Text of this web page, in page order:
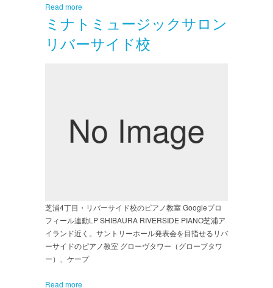
Read more
ミナトミュージックサロン
リバーサイド校
芝浦4丁目・リバーサイド校のピアノ教室 Googleプロ
フィール連動LP SHIBAURA RIVERSIDE PIANO芝浦ア
イランド近く。サントリーホール発表会を目指せるリバ
ーサイドのピアノ教室 グローヴタワー（グローブタワ
ー）、ケープ
Read more